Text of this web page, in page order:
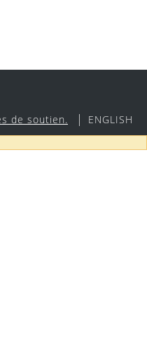
de soutien. | ENGLISH